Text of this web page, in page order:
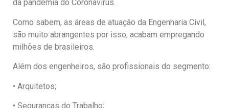
da pandemia do Coronavírus.
Como sabem, as áreas de atuação da Engenharia Civil,
são muito abrangentes por isso, acabam empregando
milhões de brasileiros.
Além dos engenheiros, são profissionais do segmento:
• Arquitetos;
• Seguranças do Trabalho;